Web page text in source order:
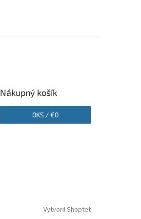
Nákupný košík
0KS /€0
Vytvoril Shoptet